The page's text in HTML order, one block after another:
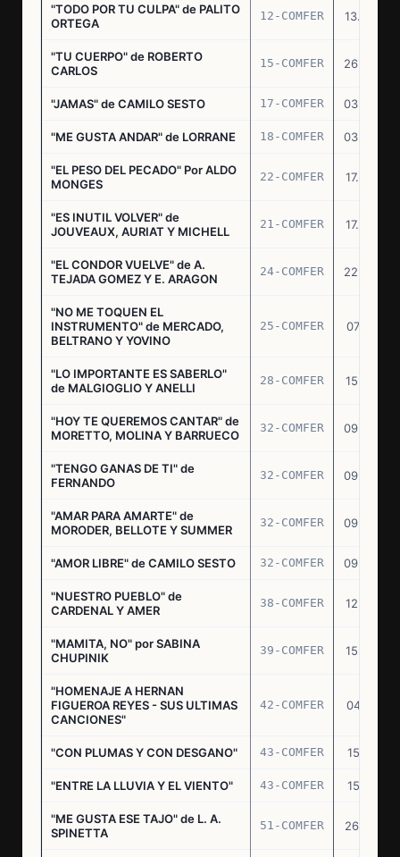
"TODO POR TU CULPA" de PALITO
ORTEGA
12-COMFER 13.05.76
"TU CUERPO" de ROBERTO
CARLOS
15-COMFER 26.05.76
"JAMAS" de CAMILO SESTO 17-COMFER 03.06.76
"ME GUSTA ANDAR" de LORRANE 18-COMFER 03.06.76
"EL PESO DEL PECADO" Por ALDO
MONGES
22-COMFER 17.06.76
"ES INUTIL VOLVER" de
JOUVEAUX, AURIAT Y MICHELL
21-COMFER 17.06.76
"EL CONDOR VUELVE" de A.
TEJADA GOMEZ Y E. ARAGON
24-COMFER 22.06.76
"NO ME TOQUEN EL
INSTRUMENTO" de MERCADO,
BELTRANO Y YOVINO
25-COMFER 07.07.76
"LO IMPORTANTE ES SABERLO"
de MALGIOGLIO Y ANELLI
28-COMFER 15.07.76
"HOY TE QUEREMOS CANTAR" de
MORETTO, MOLINA Y BARRUECO
32-COMFER 09.09.76
"TENGO GANAS DE TI" de
FERNANDO
32-COMFER 09.09.76
"AMAR PARA AMARTE" de
MORODER, BELLOTE Y SUMMER
32-COMFER 09.09.76
"AMOR LIBRE" de CAMILO SESTO 32-COMFER 09.09.76
"NUESTRO PUEBLO" de
CARDENAL Y AMER
38-COMFER 12.10.76
"MAMITA, NO" por SABINA
CHUPINIK
39-COMFER 15.10.76
"HOMENAJE A HERNAN
FIGUEROA REYES - SUS ULTIMAS
CANCIONES"
42-COMFER 04.11.76
"CON PLUMAS Y CON DESGANO" 43-COMFER 15.11.76
"ENTRE LA LLUVIA Y EL VIENTO" 43-COMFER 15.11.76
"ME GUSTA ESE TAJO" de L. A.
SPINETTA
51-COMFER 26.12.76